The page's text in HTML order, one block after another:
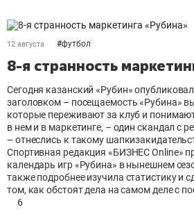
12 августа #футбол
8-я странность
Сегодня казанский «Рубин»
заголовком – посещаемость «Рубина»
которые переживают за клуб и
в нем и в маркетинге, – один скандал с
– отнеслись к такому
Спортивная редакция «БИЗНЕС Online»
календарь игр «Рубина» в нынешнем
также подробнее изучила статистику и
том, как обстоят дела на самом деле с
6